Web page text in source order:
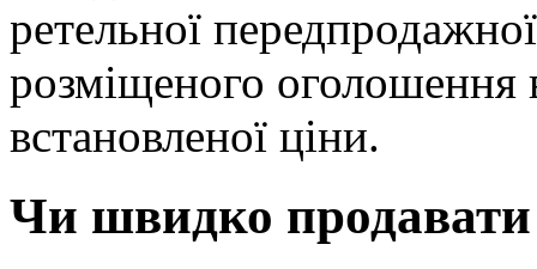
ретельної
розміщеного оголошення
встановленої ціни.
Чи швидко